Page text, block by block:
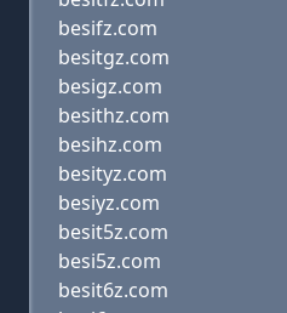
besifz.com
besitgz.com
besigz.com
besithz.com
besihz.com
besityz.com
besiyz.com
besit5z.com
besi5z.com
besit6z.com